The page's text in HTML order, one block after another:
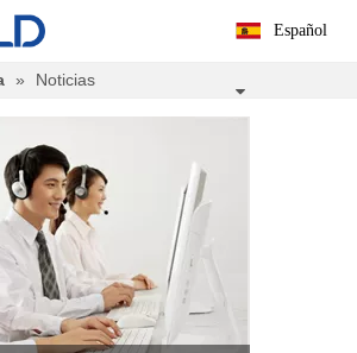
Español
» Noticias